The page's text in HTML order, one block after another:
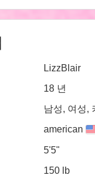
LizzBlair
18 년
남성, 여성,
american
5'5"
150 lb